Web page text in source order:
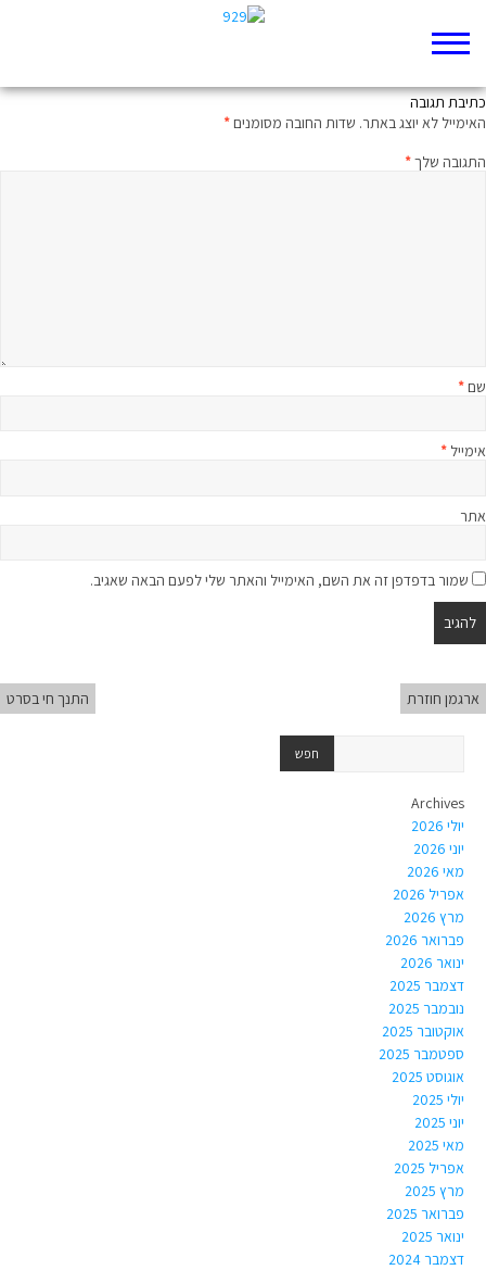
כתיבת תגובה
האימייל לא יוצג באתר. שדות החובה מסומנים*
התגובה שלך*
שם*
אימייל *
אתר
שמור בדפדפן זה את השם, האימייל והאתר שלי לפעם הבאה שאגיב.
ארגמן חוזרת התנך חי בסרט
Archives
יולי 2026
יוני 2026
מאי 2026
אפריל 2026
מרץ 2026
פברואר 2026
ינואר 2026
דצמבר 2025
נובמבר 2025
אוקטובר 2025
ספטמבר 2025
אוגוסט 2025
יולי 2025
יוני 2025
מאי 2025
אפריל 2025
מרץ 2025
פברואר 2025
ינואר 2025
דצמבר 2024